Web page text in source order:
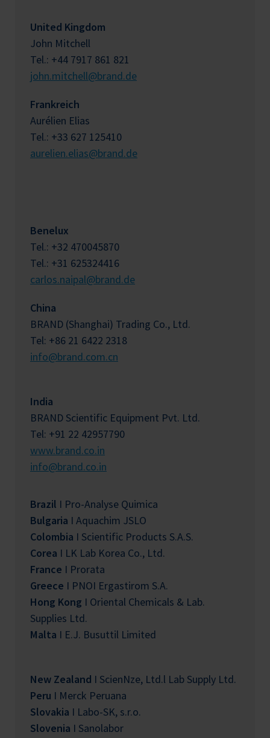
United Kingdom
John Mitchell
Tel.: +44 7917 861 821
john.mitchell@brand.de
Frankreich
Aurélien Elias
Tel.: +33 627 125410
aurelien.elias@brand.de
Benelux
Tel.: +32 470045870
Tel.: +31 625324416
carlos.naipal@brand.de
China
BRAND (Shanghai) Trading Co., Ltd.
Tel: +86 21 6422 2318
info@brand.com.cn
India
BRAND Scientific Equipment Pvt. Ltd.
Tel: +91 22 42957790
www.brand.co.in
info@brand.co.in
Brazil I Pro-Analyse Quimica
Bulgaria I Aquachim JSLO
Colombia I Scientific Products S.A.S.
Corea I LK Lab Korea Co., Ltd.
France I Prorata
Greece I PNOI Ergastirom S.A.
Hong Kong I Oriental Chemicals & Lab.
Supplies Ltd.
Malta I E.J. Busuttil Limited
New Zealand I ScienNze, Ltd.l Lab Supply Ltd.
Peru I Merck Peruana
Slovakia I Labo-SK, s.r.o.
Slovenia I Sanolabor